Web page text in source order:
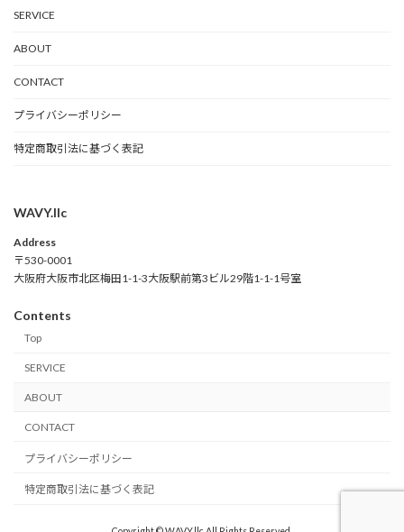
SERVICE
ABOUT
CONTACT
プライバシーポリシー
特定商取引法に基づく表記
WAVY.llc
Address
〒530-0001
大阪府大阪市北区梅田1-1-3大阪駅前第3ビル29階1-1-1号室
Contents
Top
SERVICE
ABOUT
CONTACT
プライバシーポリシー
特定商取引法に基づく表記